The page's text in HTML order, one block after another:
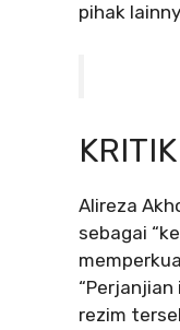
pihak
Alireza
sebagai
rezim